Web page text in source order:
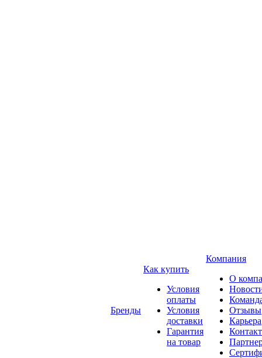
Бренды
Как купить
Условия
оплаты
Условия
доставки
Гарантия
на товар
Компания
О
Отзывы
Карьера